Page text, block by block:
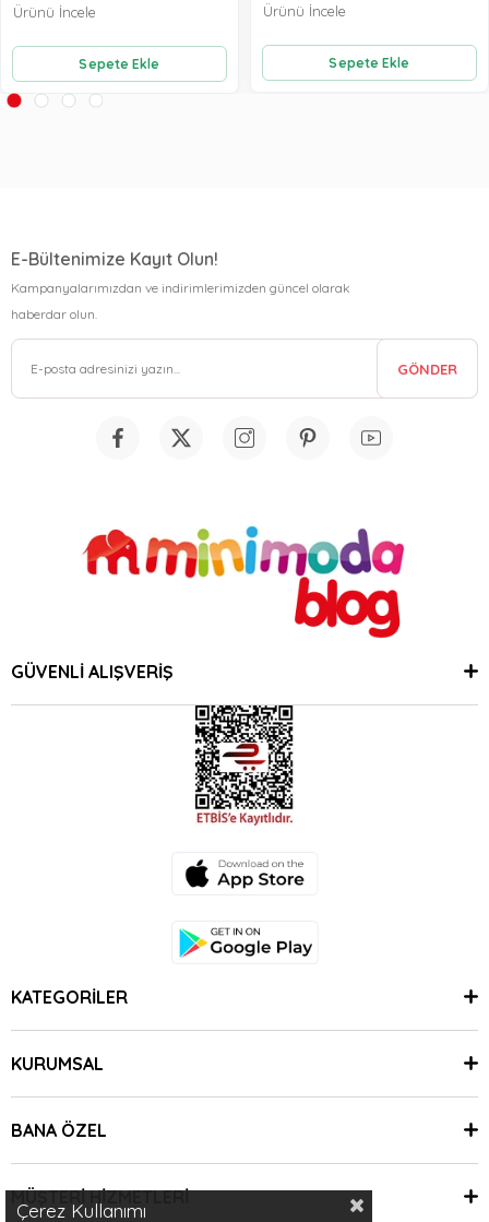
Sepete Ekle
Ürünü İncele
Sepete Ekle
Ürünü İncele
E-Bültenimize Kayıt Olun!
Kampanyalarımızdan ve indirimlerimizden güncel olarak
haberdar olun.
GÖNDER
GÜVENLİ ALIŞVERİŞ
KATEGORİLER
KURUMSAL
BANA ÖZEL
MÜŞTERİ HİZMETLERİ
Çerez Kullanımı